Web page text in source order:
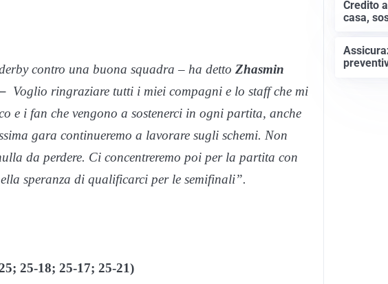
contro una buona squadra – ha detto Zhasmin
Voglio ringraziare tutti i miei compagni e lo staff che mi
e i fan che vengono a sostenerci in ogni partita, anche
gara continueremo a lavorare sugli schemi. Non
da perdere. Ci concentreremo poi per la partita con
speranza di qualificarci per le semifinali”.
25-18; 25-17; 25-21)
Credito
casa,